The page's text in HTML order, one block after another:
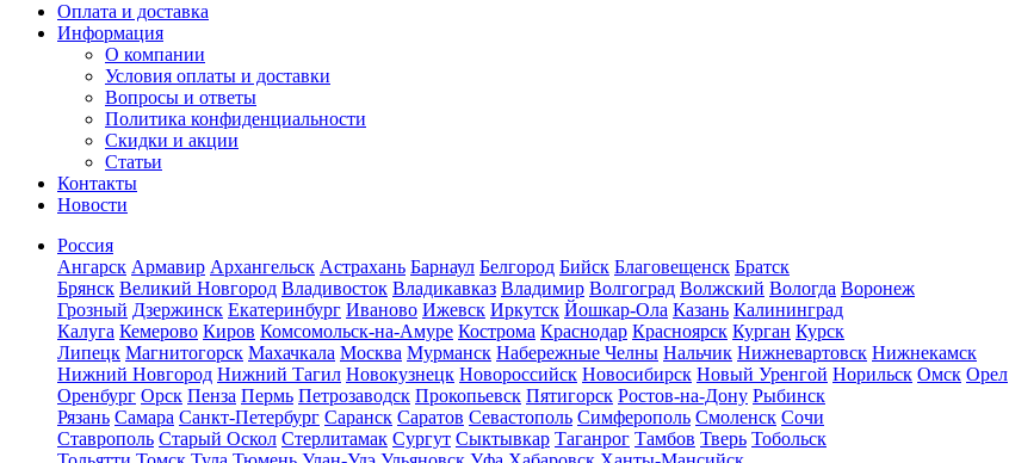
Оплата и доставка
Информация
О компании
Условия оплаты и доставки
Вопросы и ответы
Политика конфиденциальности
Скидки и акции
Статьи
Контакты
Новости
Россия
Ангарск Армавир Архангельск Астрахань Барнаул Белгород Бийск Благовещенск Братск
Брянск Великий Новгород Владивосток Владикавказ Владимир Волгоград Волжский Вологда Воронеж
Грозный Дзержинск Екатеринбург Иваново Ижевск Иркутск Йошкар-Ола Казань Калининград
Калуга Кемерово Киров Комсомольск-на-Амуре Кострома Краснодар Красноярск Курган Курск
Липецк Магнитогорск Махачкала Москва Мурманск Набережные Челны Нальчик Нижневартовск Нижнекамск
Нижний Новгород Нижний Тагил Новокузнецк Новороссийск Новосибирск Новый Уренгой Норильск Омск Орел
Оренбург Орск Пенза Пермь Петрозаводск Прокопьевск Пятигорск Ростов-на-Дону Рыбинск
Рязань Самара Санкт-Петербург Саранск Саратов Севастополь Симферополь Смоленск Сочи
Ставрополь Старый Оскол Стерлитамак Сургут Сыктывкар Таганрог Тамбов Тверь Тобольск